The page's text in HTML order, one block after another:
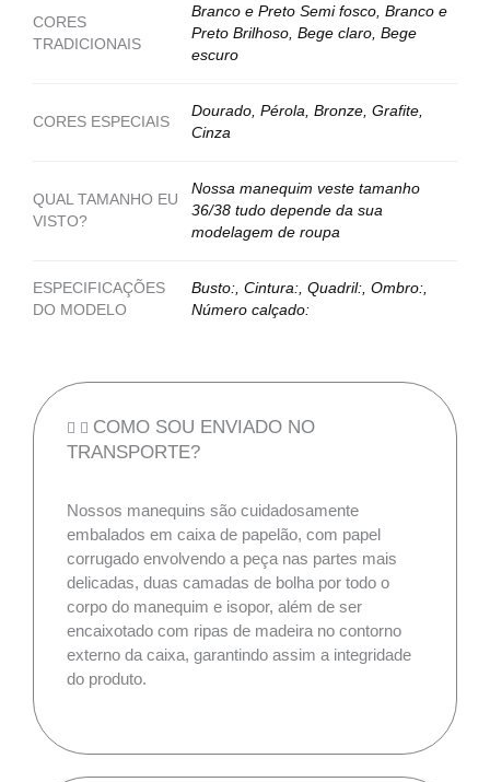
CORES
TRADICIONAIS
Branco e Preto Semi fosco, Branco e
Preto Brilhoso, Bege claro, Bege
escuro
CORES ESPECIAIS
Dourado, Pérola, Bronze, Grafite,
Cinza
QUAL TAMANHO EU
VISTO?
Nossa manequim veste tamanho
36/38 tudo depende da sua
modelagem de roupa
ESPECIFICAÇÕES
DO MODELO
Busto:, Cintura:, Quadril:, Ombro:,
Número calçado:
COMO SOU ENVIADO NO
TRANSPORTE?
Nossos manequins são cuidadosamente
embalados em caixa de papelão, com papel
corrugado envolvendo a peça nas partes mais
delicadas, duas camadas de bolha por todo o
corpo do manequim e isopor, além de ser
encaixotado com ripas de madeira no contorno
externo da caixa, garantindo assim a integridade
do produto.